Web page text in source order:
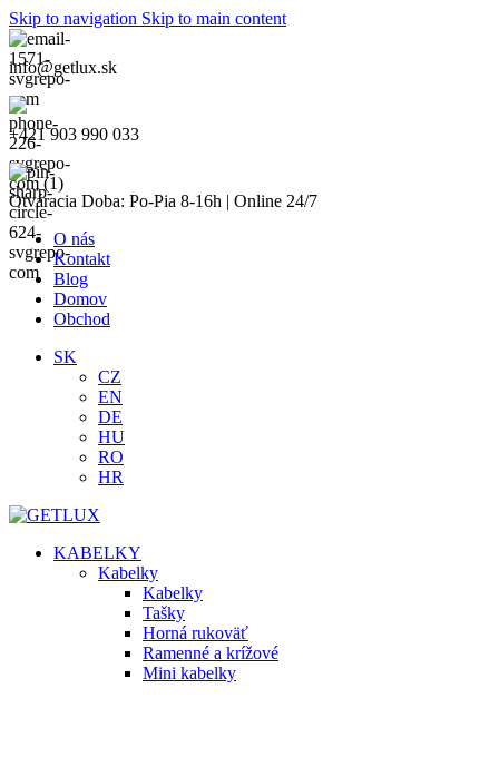
Skip to navigation Skip to main content
info@getlux.sk
+421 903 990 033
Otváracia Doba: Po-Pia 8-16h | Online 24/7
O nás
Kontakt
Blog
Domov
Obchod
SK
CZ
EN
DE
HU
RO
HR
KABELKY
Kabelky
Kabelky
Tašky
Horná rukoväť
Ramenné a krížové
Mini kabelky